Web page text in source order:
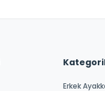
Erkek